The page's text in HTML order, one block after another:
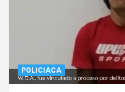
POLICIACA